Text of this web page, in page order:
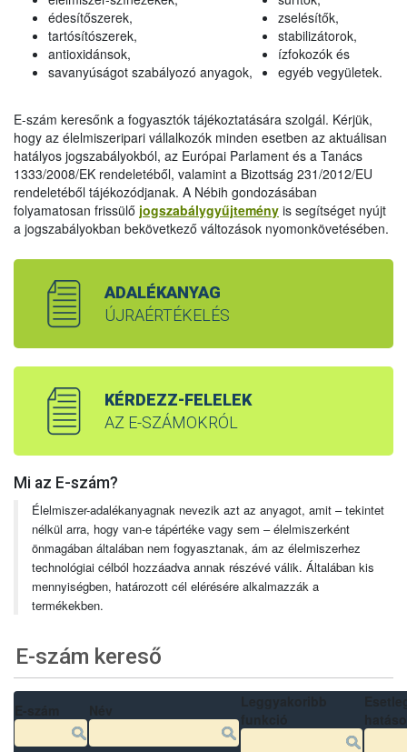
édesítőszerek,
tartósítószerek,
antioxidánsok,
savanyúságot szabályozó anyagok,
zselésítők,
stabilizátorok,
ízfokozók és
egyéb vegyületek.
E-szám keresőnk a fogyasztók tájékoztatására szolgál. Kérjük,
hogy az élelmiszeripari vállalkozók minden esetben az aktuálisan
hatályos jogszabályokból, az Európai Parlament és a Tanács
1333/2008/EK rendeletéből, valamint a Bizottság 231/2012/EU
rendeletéből tájékozódjanak. A Nébih gondozásában
folyamatosan frissülő jogszabálygyűjtemény is segítséget nyújt
a jogszabályokban bekövetkező változások nyomonkövetésében.
ADALÉKANYAG
ÚJRAÉRTÉKELÉS
KÉRDEZZ-FELELEK
AZ E-SZÁMOKRÓL
Mi az E-szám?
Élelmiszer-adalékanyagnak nevezik azt az anyagot, amit – tekintet
nélkül arra, hogy van-e tápértéke vagy sem – élelmiszerként
önmagában általában nem fogyasztanak, ám az élelmiszerhez
technológiai célból hozzáadva annak részévé válik. Általában kis
mennyiségben, határozott cél elérésére alkalmazzák a
termékekben.
E-szám kereső